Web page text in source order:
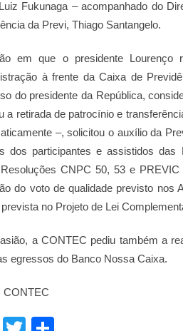
Fukunaga – acompanhado do
da Previ, Thiago Santangelo.
em que o presidente Lourenço
à frente da Caixa de
do presidente da República,
a retirada de patrocínio e
–, solicitou o auxílio da
dos participantes e assistidos das
CNPC 50, 53 e
do voto de qualidade previsto nos
no Projeto de Lei
a CONTEC pediu também a
egressos do Banco Nossa Caixa.
CONTEC